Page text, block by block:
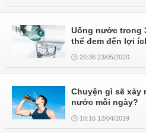
Uống nước trong
thể đem đến lợi
20:36 23/05/2020
Chuyện gì sẽ xảy
nước mỗi ngày?
16:16 12/04/2019